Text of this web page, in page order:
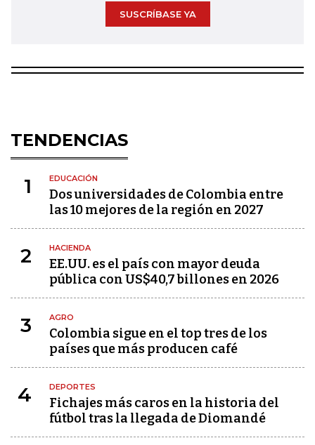
SUSCRÍBASE YA
TENDENCIAS
1 EDUCACIÓN
Dos universidades de Colombia entre
las 10 mejores de la región en 2027
2 HACIENDA
EE.UU. es el país con mayor deuda
pública con US$40,7 billones en 2026
3 AGRO
Colombia sigue en el top tres de los
países que más producen café
4 DEPORTES
Fichajes más caros en la historia del
fútbol tras la llegada de Diomandé